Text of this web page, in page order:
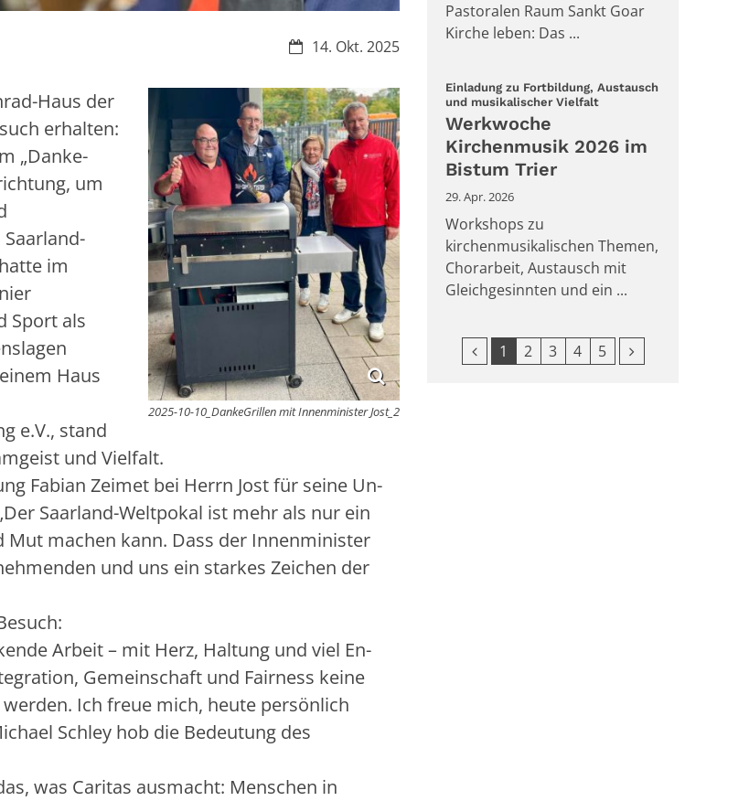
Datum:14. Okt. 2025
2025-10-10_DankeGrillen mit Innenminister Jost_2
Haus der
erhalten:
„Danke-
um
im
Sport als
Haus
e.V., stand
und Vielfalt.
Fabian Zeimet bei Herrn Jost für seine Un-
Saarland-Weltpokal ist mehr als nur ein
Mut machen kann. Dass der Innenminister
und uns ein starkes Zeichen der
Arbeit – mit Herz, Haltung und viel En-
Gemeinschaft und Fairness keine
Ich freue mich, heute persönlich
Schley hob die Bedeutung des
was Caritas ausmacht: Menschen in
Pastoralen Raum Sankt Goar
Kirche leben: Das ...
Einladung zu Fortbildung, Austausch
und musikalischer Vielfalt:
Werkwoche
Kirchenmusik 2026 im
Bistum Trier
29. Apr. 2026
Workshops zu
kirchenmusikalischen Themen,
Chorarbeit, Austausch mit
Gleichgesinnten und ein ...
Vorherige Seite
1 2 3 4 5 Nächste Seite